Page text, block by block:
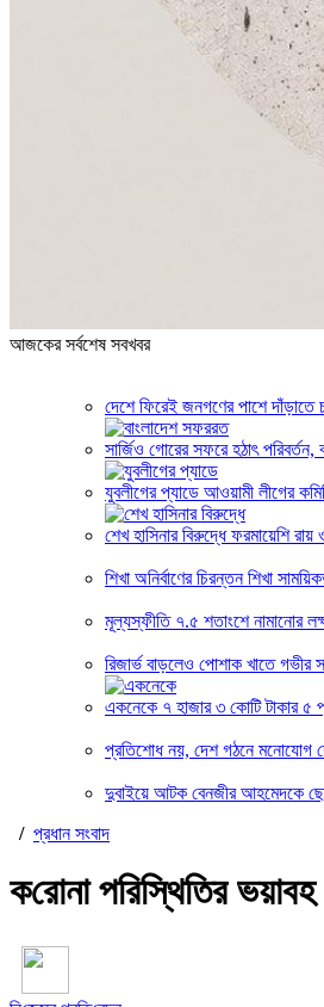
আজকের সর্বশেষ সবখবর
দেশে ফিরেই জনগণের পাশে দাঁড়াতে
সার্জিও গোরের সফরে হঠাৎ
যুবলীগের প্যাডে আওয়ামী লীগের
শেখ হাসিনার বিরুদ্ধে ফরমায়েশি
শিখা অনির্বাণের চিরন্তন শিখা
মূল্যস্ফীতি ৭.৫ শতাংশে নামানোর
রিজার্ভ বাড়লেও পোশাক খাতে গভীর
একনেকে ৭ হাজার ৩ কোটি টাকার ৫
প্রতিশোধ নয়, দেশ গঠনে মনোযোগ
দুবাইয়ে আটক বেনজীর আহমেদকে
/ প্রধান সংবাদ
ক‌রোনা প‌রি‌স্থি‌তির